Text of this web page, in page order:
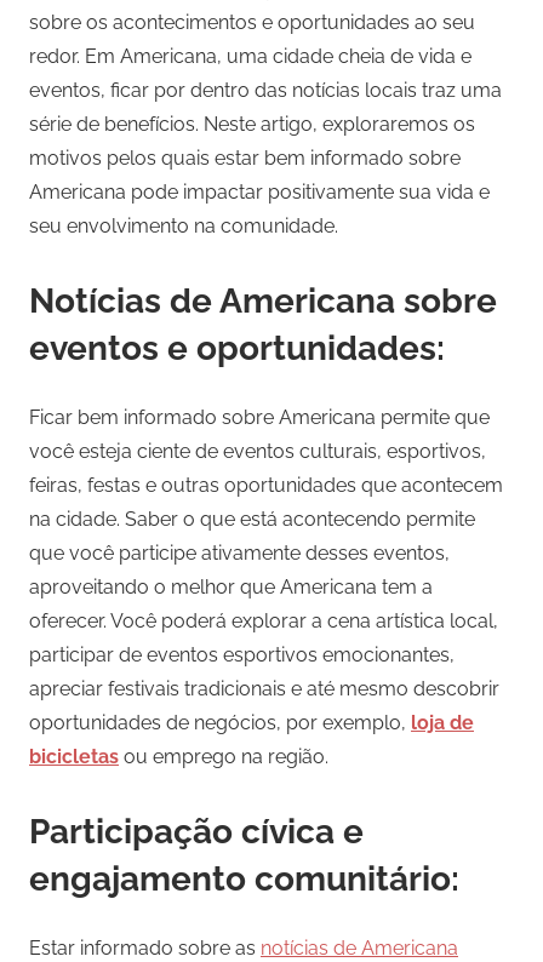
sobre os acontecimentos e oportunidades ao seu
redor. Em Americana, uma cidade cheia de vida e
eventos, ficar por dentro das notícias locais traz uma
série de benefícios. Neste artigo, exploraremos os
motivos pelos quais estar bem informado sobre
Americana pode impactar positivamente sua vida e
seu envolvimento na comunidade.
Notícias de Americana sobre
eventos e oportunidades:
Ficar bem informado sobre Americana permite que
você esteja ciente de eventos culturais, esportivos,
feiras, festas e outras oportunidades que acontecem
na cidade. Saber o que está acontecendo permite
que você participe ativamente desses eventos,
aproveitando o melhor que Americana tem a
oferecer. Você poderá explorar a cena artística local,
participar de eventos esportivos emocionantes,
apreciar festivais tradicionais e até mesmo descobrir
oportunidades de negócios, por exemplo, loja de
bicicletas ou emprego na região.
Participação cívica e
engajamento comunitário:
Estar informado sobre as notícias de Americana